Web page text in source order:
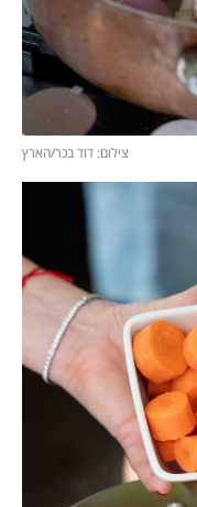
צילום: דוד בכר/הארץ